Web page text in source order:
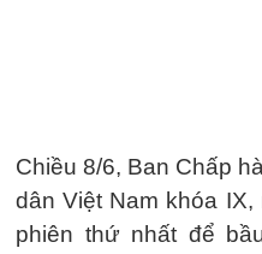
Chiều 8/6, Ban Chấp
dân Việt Nam khóa
phiên thứ nhất để